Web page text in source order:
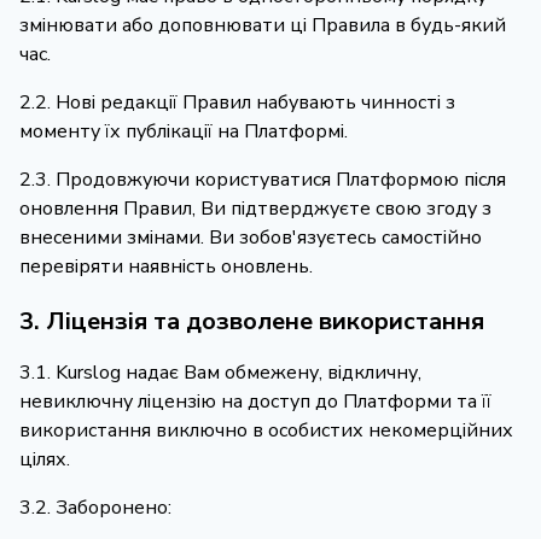
змінювати або доповнювати ці Правила в будь-який
час.
2.2. Нові редакції Правил набувають чинності з
моменту їх публікації на Платформі.
2.3. Продовжуючи користуватися Платформою після
оновлення Правил, Ви підтверджуєте свою згоду з
внесеними змінами. Ви зобов'язуєтесь самостійно
перевіряти наявність оновлень.
3. Ліцензія та дозволене використання
3.1. Kurslog надає Вам обмежену, відкличну,
невиключну ліцензію на доступ до Платформи та її
використання виключно в особистих некомерційних
цілях.
3.2. Заборонено: